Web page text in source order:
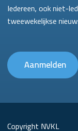
Iedereen, ook niet-
tweewekelijkse
Aanmelden
Copyright NVKL